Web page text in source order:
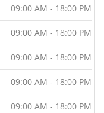
09:00 AM - 18:00 PM
09:00 AM - 18:00 PM
09:00 AM - 18:00 PM
09:00 AM - 18:00 PM
09:00 AM - 18:00 PM